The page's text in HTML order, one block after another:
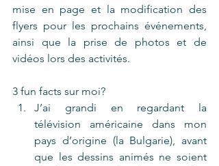
mise en page et la modification des
flyers pour les prochains événements,
ainsi que la prise de photos et de
vidéos lors des activités.
3 fun facts sur moi?
J’ai grandi en regardant la
télévision américaine dans mon
pays d’origine (la Bulgarie), avant
que les dessins animés ne soient